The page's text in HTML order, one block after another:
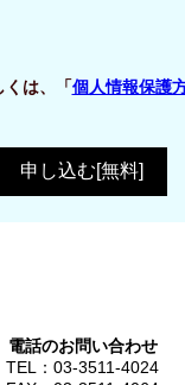
くは、「個人情報保護
電話のお問い合わせ
TEL：03-3511-4024